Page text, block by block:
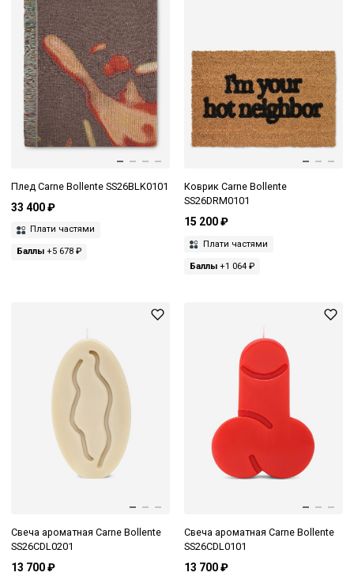
Плед Carne Bollente SS26BLK0101
33 400 ₽
Плати частями
Баллы +5 678 ₽
Коврик Carne Bollente
SS26DRM0101
15 200 ₽
Плати частями
Баллы+1 064 ₽
Свеча ароматная Carne Bollente
SS26CDL0201
13 700 ₽
Свеча ароматная Carne Bollente
SS26CDL0101
13 700 ₽